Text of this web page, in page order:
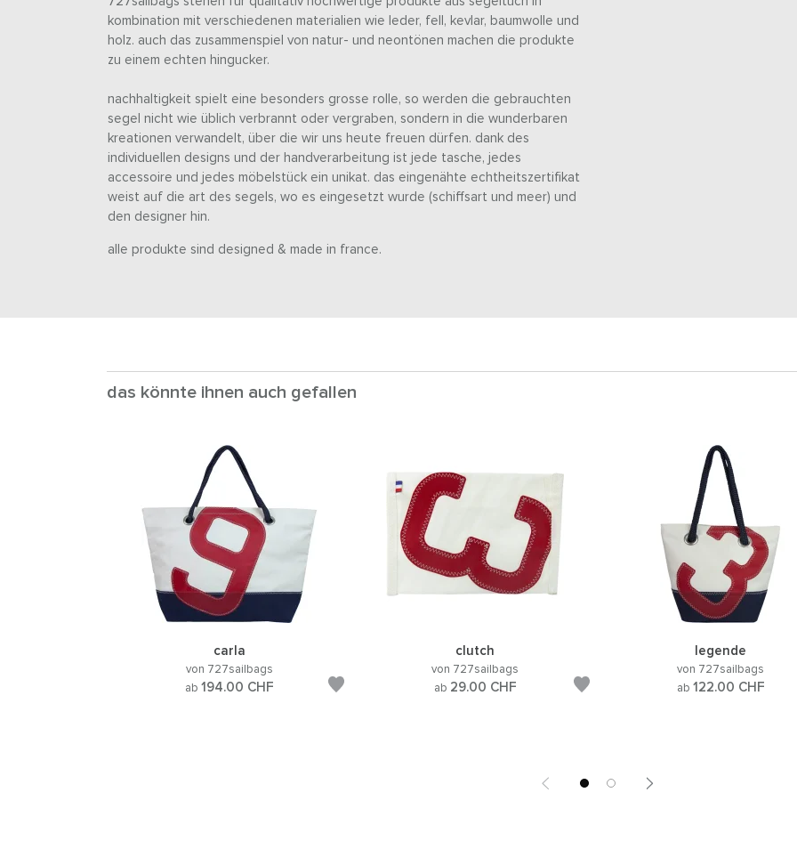
kombination mit verschiedenen materialien wie leder, fell, kevlar, baumwolle und
holz. auch das zusammenspiel von natur- und neontönen machen die produkte
zu einem echten hingucker.
nachhaltigkeit spielt eine besonders grosse rolle, so werden die gebrauchten
segel nicht wie üblich verbrannt oder vergraben, sondern in die wunderbaren
kreationen verwandelt, über die wir uns heute freuen dürfen. dank des
individuellen designs und der handverarbeitung ist jede tasche, jedes
accessoire und jedes möbelstück ein unikat. das eingenähte echtheitszertifikat
weist auf die art des segels, wo es eingesetzt wurde (schiffsart und meer) und
den designer hin.
alle produkte sind designed & made in france.
das könnte ihnen auch gefallen
carla
von 727sailbags
ab 194.00 CHF
clutch
von 727sailbags
ab 29.00 CHF
legende
von 727sailbags
ab 122.00 CHF